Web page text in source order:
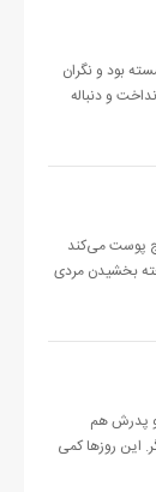
و همسایه
مادرش را از
می‌‌رسید انداخت
بود و نگران
و دنباله
خونه. یه
پوست می‌‌کند
بخشیدن مردی
کم کرد. عباس
پدرش هم
این روزها کمی